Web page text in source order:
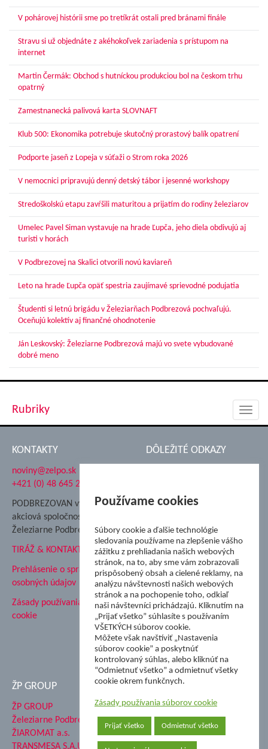
V pohárovej histórii sme po tretíkrát ostali pred bránami finále
Stravu si už objednáte z akéhokoľvek zariadenia s prístupom na
internet
Martin Čermák: Obchod s hutníckou produkciou bol na českom trhu
opatrný
Zamestnanecká palivová karta SLOVNAFT
Klub 500: Ekonomika potrebuje skutočný prorastový balík opatrení
Podporte jaseň z Lopeja v súťaži o Strom roka 2026
V nemocnici pripravujú denný detský tábor i jesenné workshopy
Stredoškolskú etapu zavŕšili maturitou a prijatím do rodiny železiarov
Umelec Pavel Siman vystavuje na hrade Ľupča, jeho diela obdivujú aj
turisti v horách
V Podbrezovej na Skalici otvorili novú kaviareň
Leto na hrade Ľupča opäť spestria zaujímavé sprievodné podujatia
Študenti si letnú brigádu v Železiarňach Podbrezová pochvaľujú.
Oceňujú kolektív aj finančné ohodnotenie
Ján Leskovský: Železiarne Podbrezová majú vo svete vybudované
dobré meno
Rubriky
KONTAKTY
noviny@zelpo.sk
+421 (0) 48 645 2711
PODBREZOVAN vydáva
akciová spoločnosť
Železiarne Podbrezová
TIRÁŽ & KONTAKT
Prehlásenie o spracovaní
osobných údajov
Zásady používania súborov
cookie
DÔLEŽITÉ ODKAZY
Nadácia Železiarne
ŽP Informatika s.r.o.
ŠK Železiarne Podbrezová
Tále a.s.
ŽP GROUP
ŽP GROUP
Železiarne Podbrezová a.s.
ŽIAROMAT a.s.
TRANSMESA S.A.U.
Používame cookies
Súbory cookie a ďalšie technológie
sledovania používame na zlepšenie vášho
zážitku z prehliadania našich webových
stránok, na to, aby sme vám zobrazovali
prispôsobený obsah a cielené reklamy, na
analýzu návštevnosti našich webových
stránok a na pochopenie toho, odkiaľ
naši návštevníci prichádzajú. Kliknutím na
„Prijať všetko” súhlasíte s používaním
VŠETKÝCH súborov cookie.
Môžete však navštíviť „Nastavenia
súborov cookie” a poskytnúť
kontrolovaný súhlas, alebo kliknúť na
“Odmietnuť všetko” a odmietnuť všetky
cookie okrem funkčnych.
Zásady používania súborov cookie
Prijať všetko Odmietnuť všetko